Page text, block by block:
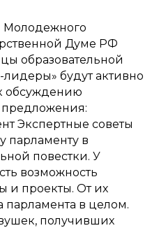
Молодежного
Думе РФ
образовательной
будут активно
обсуждению
Экспертные советы
парламенту в
повестки. У
возможность
и проекты. От их
парламента в целом.
получивших